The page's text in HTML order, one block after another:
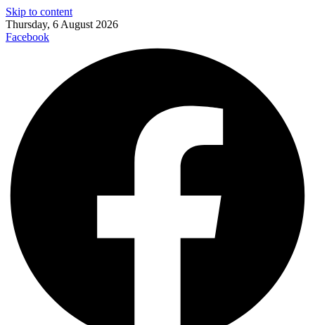
Skip to content
Thursday, 6 August 2026
Facebook